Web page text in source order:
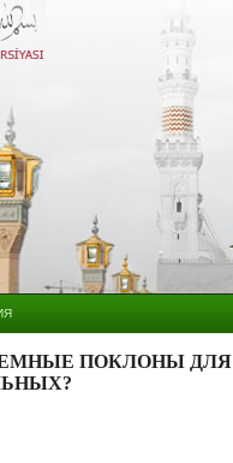
ПОКЛОНЫ ДЛЯ